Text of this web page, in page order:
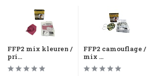
FFP2 mix kleuren /
pri...
FFP2 camouflage /
mix ...